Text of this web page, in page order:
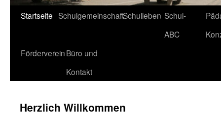
Startseite SchulgemeinschaftSchulleben Schul-
ABC
FördervereinBüro und
Kontakt
Herzlich Willkommen